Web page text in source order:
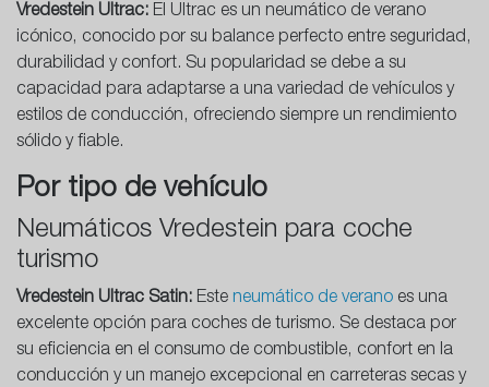
Vredestein Ultrac: El Ultrac es un neumático de verano
icónico, conocido por su balance perfecto entre seguridad,
durabilidad y confort. Su popularidad se debe a su
capacidad para adaptarse a una variedad de vehículos y
estilos de conducción, ofreciendo siempre un rendimiento
sólido y fiable.
Por tipo de vehículo
Neumáticos Vredestein para coche
turismo
Vredestein Ultrac Satin: Este neumático de verano es una
excelente opción para coches de turismo. Se destaca por
su eficiencia en el consumo de combustible, confort en la
conducción y un manejo excepcional en carreteras secas y